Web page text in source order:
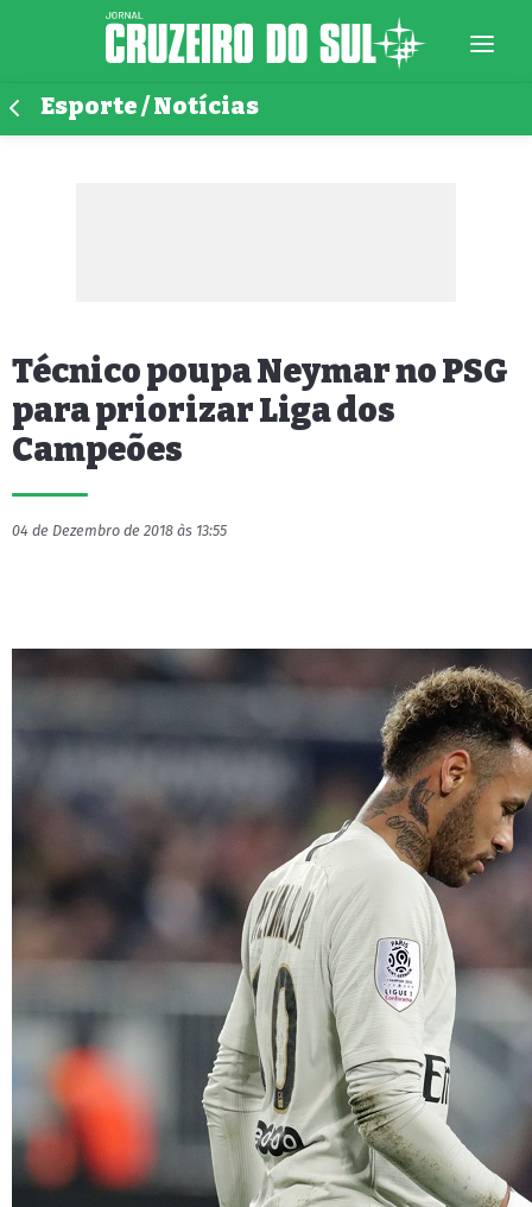
Esporte / Notícias
Técnico poupa Neymar no PSG
para priorizar Liga dos
Campeões
04 de Dezembro de 2018 às 13:55